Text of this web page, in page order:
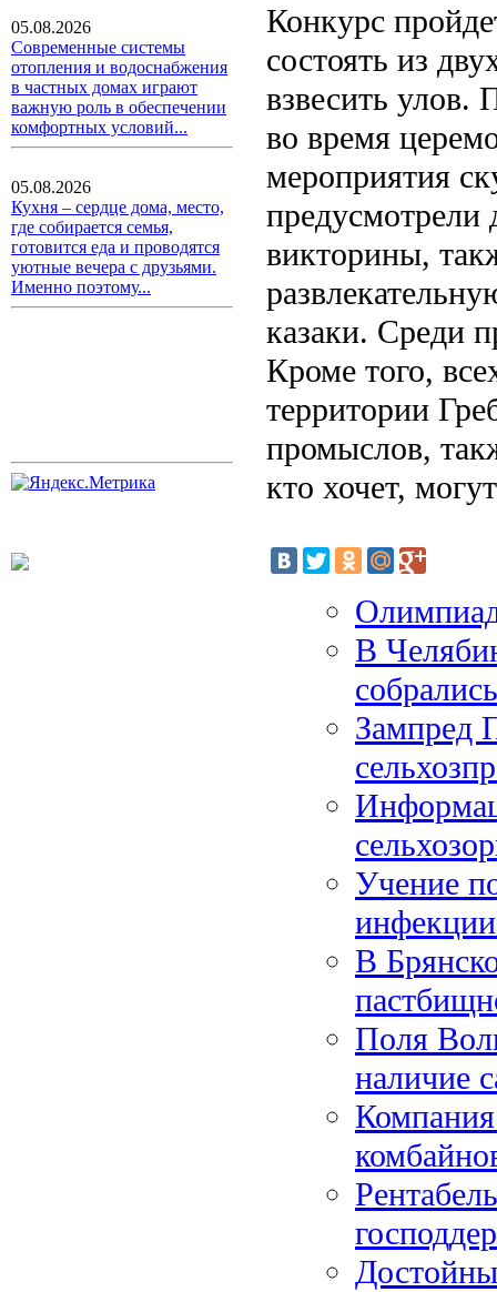
05.08.2026
Современные системы
отопления и водоснабжения
в частных домах играют
важную роль в обеспечении
комфортных условий...
05.08.2026
Кухня – сердце дома, место,
где собирается семья,
готовится еда и проводятся
уютные вечера с друзьями.
Именно поэтому...
Конкурс
состоять из
взвесить улов.
во время
мероприятия
викторины,
казаки. Среди
Кроме того,
территории
промыслов,
кто хочет,
В
Зампред
Учение
В
Поля
наличие